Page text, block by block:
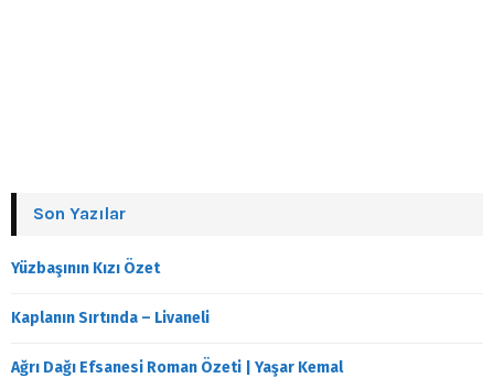
Son Yazılar
Yüzbaşının Kızı Özet
Kaplanın Sırtında – Livaneli
Ağrı Dağı Efsanesi Roman Özeti | Yaşar Kemal